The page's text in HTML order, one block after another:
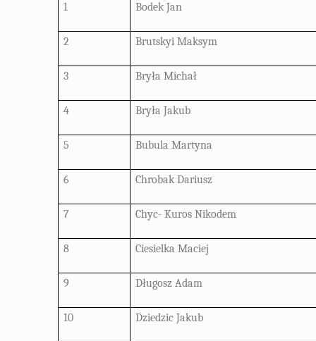
1 Bodek Jan
2 Brutskyi Maksym
3 Bryła Michał
4 Bryła Jakub
5 Bubula Martyna
6 Chrobak Dariusz
7 Chyc- Kuros Nikodem
8 Ciesielka Maciej
9 Długosz Adam
10 Dziedzic Jakub